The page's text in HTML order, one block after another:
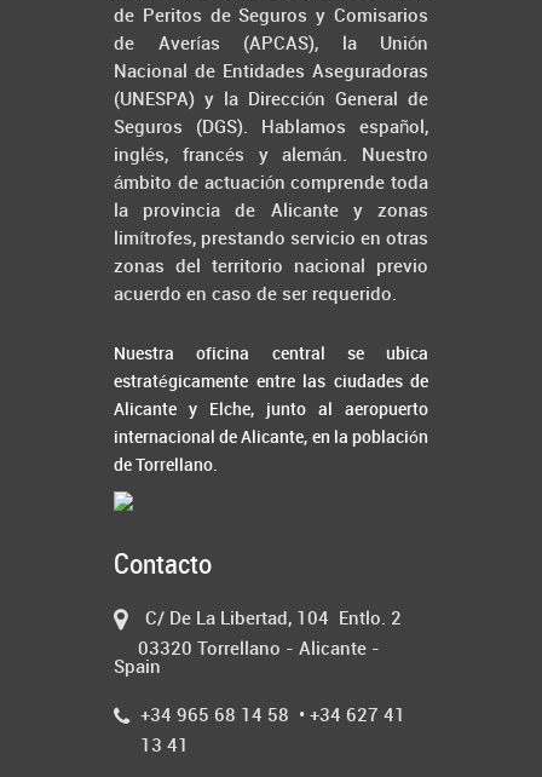
de Peritos de Seguros y Comisarios
de Averías (APCAS), la Unión
Nacional de Entidades Aseguradoras
(UNESPA) y la Dirección General de
Seguros (DGS). Hablamos español,
inglés, francés y alemán. Nuestro
ámbito de actuación comprende toda
la provincia de Alicante y zonas
limítrofes, prestando servicio en otras
zonas del territorio nacional previo
acuerdo en caso de ser requerido.
Nuestra oficina central se ubica
estratégicamente entre las ciudades de
Alicante y Elche, junto al aeropuerto
internacional de Alicante, en la población
de Torrellano.
Contacto
C/ De La Libertad, 104 Entlo. 2
03320 Torrellano - Alicante -
Spain
+34 965 68 14 58 • +34 627 41
13 41